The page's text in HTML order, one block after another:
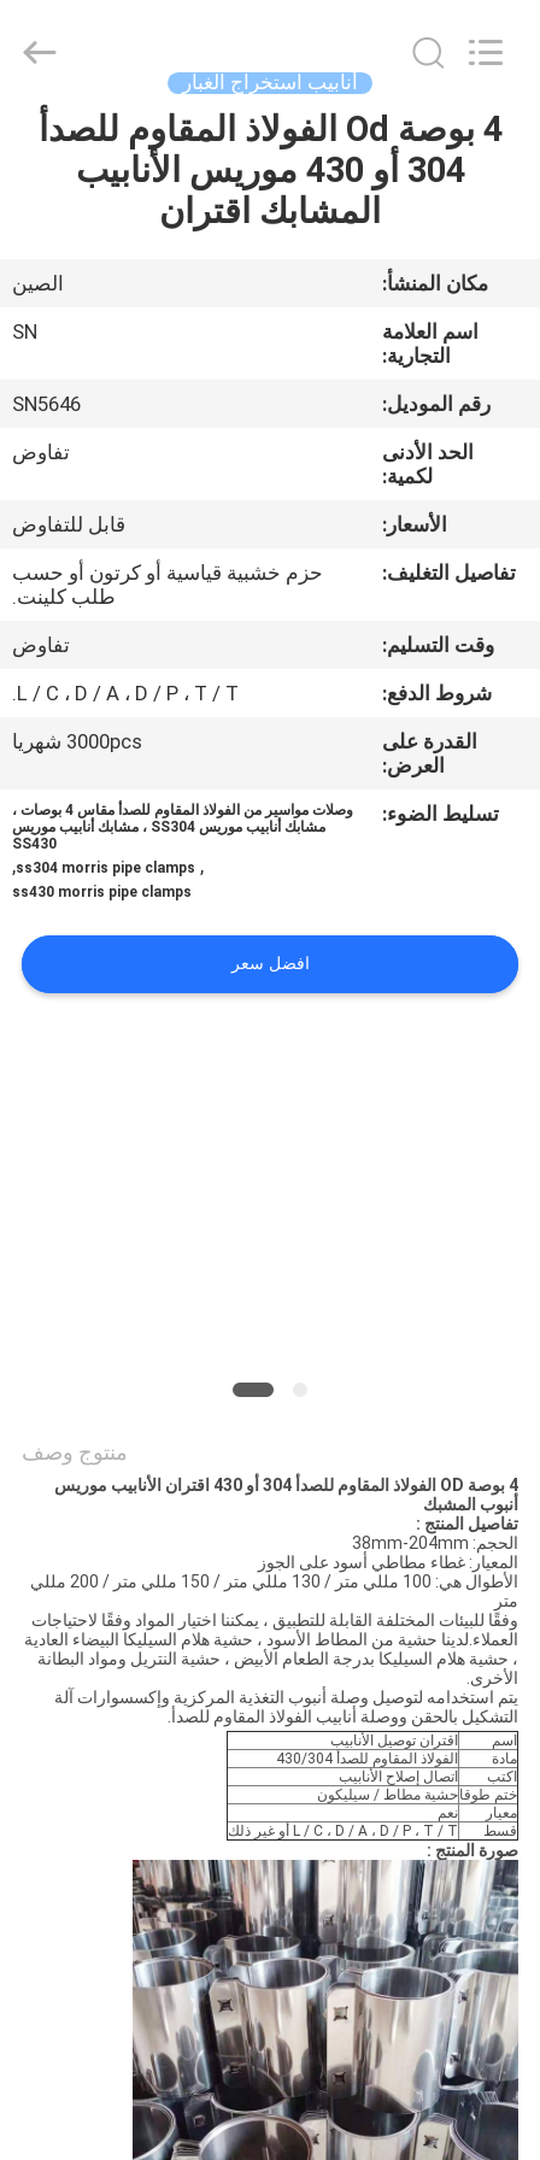
المنزل
معلومات
جولة
ضبط
اتصل
أخبار
خريطة
الموقع
TRADE
CO.,LTD.
أنابيب استخراج الغبار
4 بوصة Od الفولاذ المقاوم للصدأ
304 أو 430 موريس الأنابيب
المشابك اقتران
مكان المنشأ:
الصين
اسم العلامة
التجارية:
SN
رقم الموديل:
SN5646
الحد الأدنى
لكمية:
تفاوض
الأسعار:
قابل للتفاوض
تفاصيل التغليف:
حزم خشبية قياسية أو كرتون أو حسب
طلب كلينت.
وقت التسليم:
تفاوض
شروط الدفع:
L / C ، D / A ، D / P ، T / T.
القدرة على
العرض:
3000pcs شهريا
تسليط الضوء:
وصلات مواسير من الفولاذ المقاوم للصدأ مقاس 4 بوصات ،
مشابك أنابيب موريس SS304 ، مشابك أنابيب موريس
SS430
,
ss304 morris pipe clamps
,
ss430 morris pipe clamps
افضل سعر
منتوج وصف
4 بوصة OD الفولاذ المقاوم للصدأ 304 أو 430 اقتران الأنابيب موريس
أنبوب المشبك
تفاصيل المنتج :
الحجم: 38mm-204mm
المعيار: غطاء مطاطي أسود على الجوز
الأطوال هي: 100 مللي متر / 130 مللي متر / 150 مللي متر / 200 مللي
متر
وفقًا للبيئات المختلفة القابلة للتطبيق ، يمكننا اختيار المواد وفقًا لاحتياجات
العملاء.لدينا حشية من المطاط الأسود ، حشية هلام السيليكا البيضاء العادية
، حشية هلام السيليكا بدرجة الطعام الأبيض ، حشية النتريل ومواد البطانة
الأخرى.
يتم استخدامه لتوصيل وصلة أنبوب التغذية المركزية وإكسسوارات آلة
التشكيل بالحقن ووصلة أنابيب الفولاذ المقاوم للصدأ.
اسم
اقتران توصيل الأنابيب
مادة
الفولاذ المقاوم للصدأ 430/304
اكتب
اتصال إصلاح الأنابيب
ختم طوقاحشية مطاط / سيليكون
معيار
نعم
قسط
L / C ، D / A ، D / P ، T / T أو غير ذلك
صورة المنتج :